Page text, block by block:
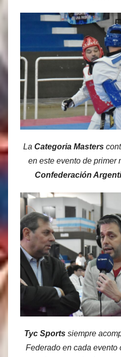
La Categoria Masters
en este evento de primer
Confederación
Tyc Sportssiempre
Federado en cada evento